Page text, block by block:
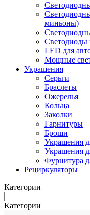
миньоны)
Светодиоды
LED для
Мощные
Украшения
Серьги
Браслеты
Ожерелья
Кольца
Заколки
Гарнитуры
Броши
Украшения
Украшения
Фурнитура
Рециркуляторы
Категории
Категории